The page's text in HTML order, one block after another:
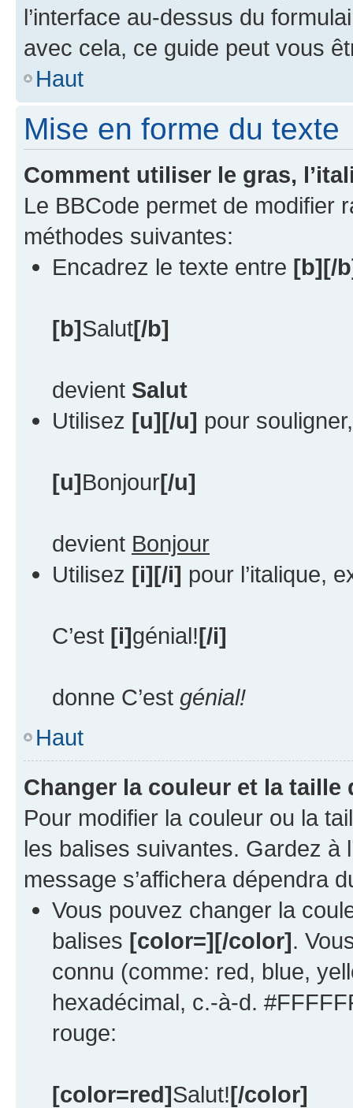
l’interface au-dessus du
avec cela, ce guide peut vous
Haut
Mise en forme du texte
Comment utiliser le gras,
Le BBCode permet de modifier
méthodes suivantes:
Encadrez le texte entre [b][/
[b]Salut[/b]
devient Salut
Utilisez [u][/u] pour
[u]Bonjour[/u]
devient Bonjour
Utilisez [i][/i] pour l’italique,
C’est [i]génial![/i]
donne C’est génial!
Haut
Changer la couleur et la taille
Pour modifier la couleur ou la
les balises suivantes. Gardez à
message s’affichera dépendra
Vous pouvez changer la
balises [color=][/color].
connu (comme: red, blue,
hexadécimal, c.-à-d.
rouge:
[color=red]Salut![/color]